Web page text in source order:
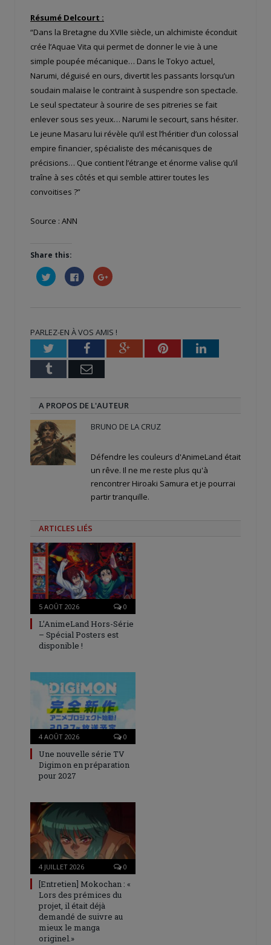
Résumé Delcourt :
“Dans la Bretagne du XVIIe siècle, un alchimiste éconduit
crée l’Aquae Vita qui permet de donner le vie à une
simple poupée mécanique… Dans le Tokyo actuel,
Narumi, déguisé en ours, divertit les passants lorsqu’un
soudain malaise le contraint à suspendre son spectacle.
Le seul spectateur à sourire de ses pitreries se fait
enlever sous ses yeux… Narumi le secourt, sans hésiter.
Le jeune Masaru lui révèle qu’il est l’héritier d’un colossal
empire financier, spécialiste des mécanisques de
précisions… Que contient l’étrange et énorme valise qu’il
traîne à ses côtés et qui semble attirer toutes les
convoitises ?”
Source : ANN
Share this:
Cliquez
pour
partager
fenêtre)
Cliquez
pour
partager
fenêtre)
Cliquez
pour
nouvelle
fenêtre)
PARLEZ-EN À VOS AMIS !
TwitterFacebookGoogle+PinterestLinkedIn
Tumblr Email
A PROPOS DE L'AUTEUR
BRUNO DE LA CRUZ
Défendre les couleurs d'AnimeLand était
un rêve. Il ne me reste plus qu'à
rencontrer Hiroaki Samura et je pourrai
partir tranquille.
ARTICLES LIÉS
5 AOÛT 2026 0
L’AnimeLand Hors-Série
– Spécial Posters est
disponible !
4 AOÛT 2026 0
Une nouvelle série TV
Digimon en préparation
pour 2027
4 JUILLET 2026 0
[Entretien] Mokochan : «
Lors des prémices du
projet, il était déjà
demandé de suivre au
mieux le manga
originel.»